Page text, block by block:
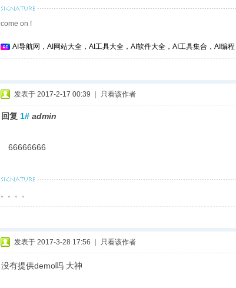
come on !
AI导航网，AI网站大全，AI工具大全，AI软件大全，AI工具集合，AI编
发表于 2017-2-17 00:39 只看该作者
回复 1# admin
66666666
。。。。
发表于 2017-3-28 17:56 只看该作者
没有提供demo吗 大神